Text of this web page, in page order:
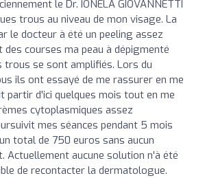
le Dr. IONELA GIOVANNETTI
trous au niveau de mon visage. La
le docteur à été un peeling assez
courses ma peau à dépigmenté
se sont amplifiés. Lors du
ils ont essayé de me rassurer en me
partir d'ici quelques mois tout en me
cytoplasmiques assez
mes séances pendant 5 mois
total de 750 euros sans aucun
Actuellement aucune solution n'à été
de recontacter la dermatologue.